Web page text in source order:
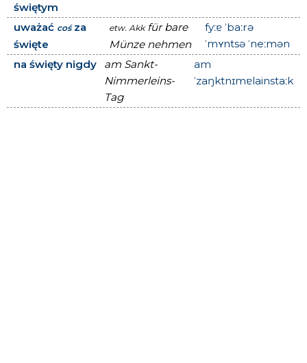
świętym
uważać cośza
święte
etw.Akkfür bare
Münze nehmen
fyːɐ ˈbaːrə
ˈmʏntsə ˈneːmən
na święty nigdy
am Sankt-
Nimmerleins-
Tag
am
ˈzaŋktnɪmɐlainstaːk